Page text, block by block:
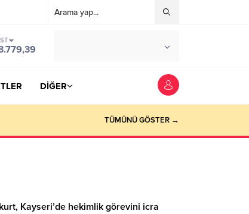
DİĞER
TÜMÜNÜ GÖSTER →
Kayseri’de hekimlik görevini icra